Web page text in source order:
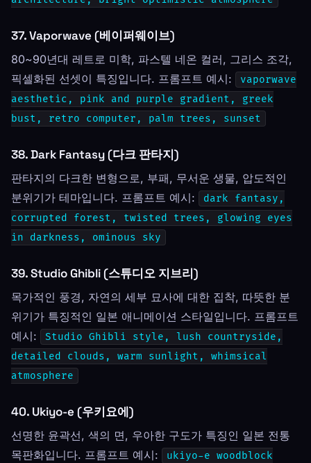
37. Vaporwave (베이퍼웨이브)
80~90년대 레트로 미학, 파스텔 네온 컬러, 그리스 조각,
픽셀화된 선셋이 특징입니다. 프롬프트 예시:
vaporwave
aesthetic, pink and purple gradient, greek
bust, retro computer, palm trees, sunset
38. Dark Fantasy (다크 판타지)
판타지의 다크한 변형으로, 부패, 무서운 생물, 압도적인
분위기가 테마입니다. 프롬프트 예시:
dark fantasy,
corrupted forest, twisted trees, glowing eyes
in darkness, ominous sky
39. Studio Ghibli (스튜디오 지브리)
목가적인 풍경, 자연의 세부 묘사에 대한 집착, 따뜻한 분
위기가 특징적인 일본 애니메이션 스타일입니다. 프롬프트
예시:
Studio Ghibli style, lush countryside,
detailed clouds, warm sunlight, whimsical
atmosphere
40. Ukiyo-e (우키요에)
선명한 윤곽선, 색의 면, 우아한 구도가 특징인 일본 전통
목판화입니다. 프롬프트 예시:
ukiyo-e woodblock